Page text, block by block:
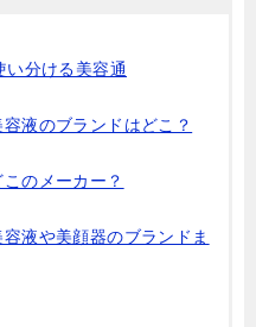
分ける美容通
液のブランドはどこ？
のメーカー？
液や美顔器のブランドま